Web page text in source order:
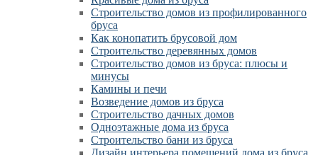
Строительство домов из профилированного
бруса
Как конопатить брусовой дом
Строительство деревянных домов
Строительство домов из бруса: плюсы и
минусы
Камины и печи
Возведение домов из бруса
Cтроительство дачных домов
Одноэтажные дома из бруса
Строительство бани из бруса
Дизайн интерьера помещений дома из бруса